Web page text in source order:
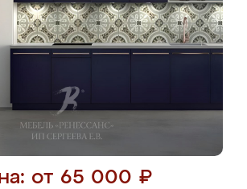
от 65 000 ₽